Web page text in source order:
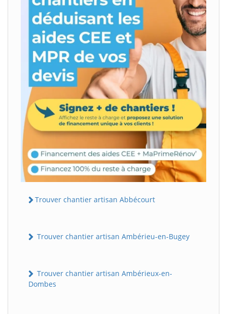
Trouver chantier artisan Abbécourt
Trouver chantier artisan Ambérieu-en-Bugey
Trouver chantier artisan Ambérieux-en-
Dombes